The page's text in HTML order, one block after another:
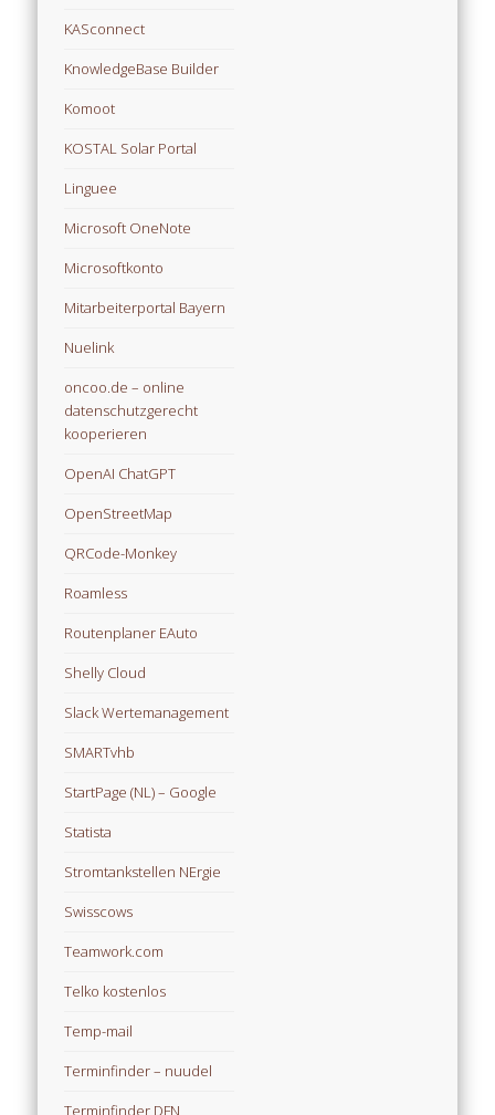
KASconnect
KnowledgeBase Builder
Komoot
KOSTAL Solar Portal
Linguee
Microsoft OneNote
Microsoftkonto
Mitarbeiterportal Bayern
Nuelink
oncoo.de – online
datenschutzgerecht
kooperieren
OpenAI ChatGPT
OpenStreetMap
QRCode-Monkey
Roamless
Routenplaner EAuto
Shelly Cloud
Slack Wertemanagement
SMARTvhb
StartPage (NL) – Google
Statista
Stromtankstellen NErgie
Swisscows
Teamwork.com
Telko kostenlos
Temp-mail
Terminfinder – nuudel
Terminfinder DFN